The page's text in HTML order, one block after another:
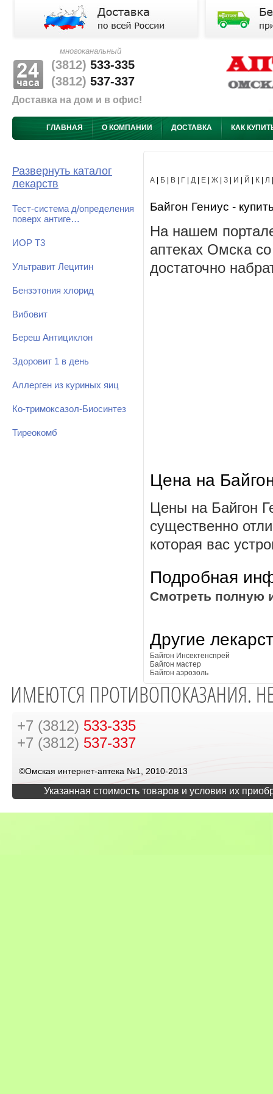
многоканальный
(3812) 533-335
(3812) 537-337
Доставка на дом и в офис!
ГЛАВНАЯ О КОМПАНИИ ДОСТАВКА КАК
Развернуть каталог
лекарств
Тест-система д/определения
поверх антиге…
ИОР Т3
Ультравит Лецитин
Бензэтония хлорид
Вибовит
Береш Антициклон
Здоровит 1 в день
Аллерген из куриных яиц
Ко-тримоксазол-Биосинтез
Тиреокомб
А Б В Г Д Е Ж З И Й К Л
Байгон Гениус -
На нашем
аптеках Омска
достаточно
Цена на
Цены на Байгон
существенно
которая вас
Подробная
Смотреть полную
Другие
Байгон Инсектенспрей
Байгон мастер
Байгон аэрозоль
+7 (3812) 533-335
+7 (3812) 537-337
©Омская интернет-аптека №1, 2010-2013
Указанная стоимость товаров и условия их